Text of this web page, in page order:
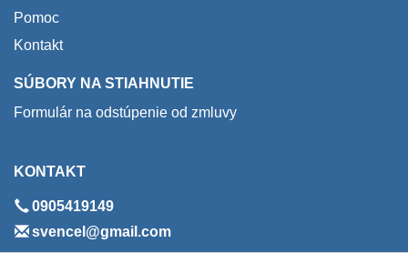
Pomoc
Kontakt
SÚBORY NA STIAHNUTIE
Formulár na odstúpenie od zmluvy
KONTAKT
0905419149
svencel@gmail.com